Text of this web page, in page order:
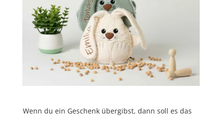
Wenn du ein Geschenk übergibst, dann soll es das